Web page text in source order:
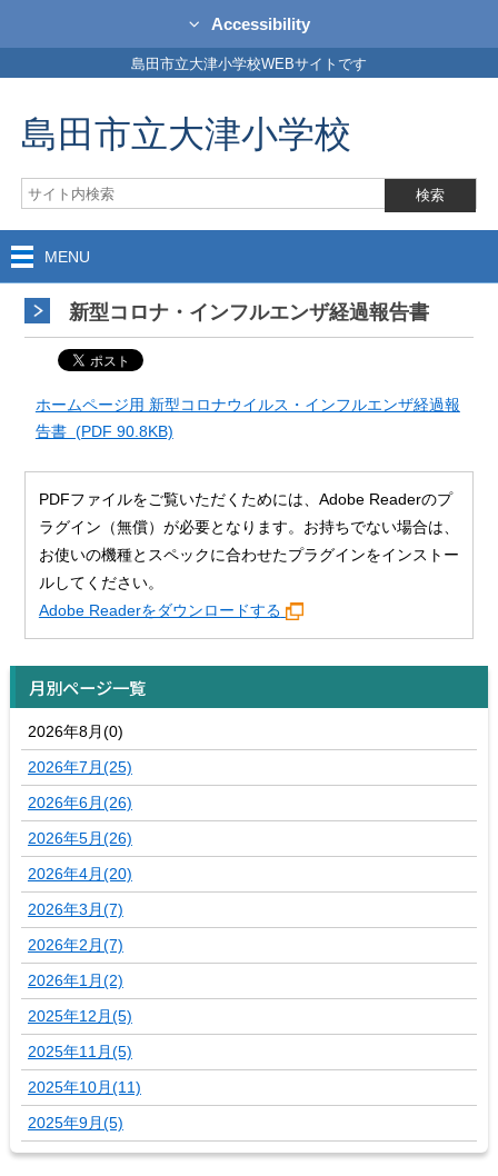
Accessibility
島田市立大津小学校WEBサイトです
島田市立大津小学校
MENU
新型コロナ・インフルエンザ経過報告書
ホームページ用 新型コロナウイルス・インフルエンザ経過報
告書 (PDF 90.8KB)
PDFファイルをご覧いただくためには、Adobe Readerのプ
ラグイン（無償）が必要となります。お持ちでない場合は、
お使いの機種とスペックに合わせたプラグインをインストー
ルしてください。
Adobe Readerをダウンロードする
月別ページ一覧
2026年8月(0)
2026年7月(25)
2026年6月(26)
2026年5月(26)
2026年4月(20)
2026年3月(7)
2026年2月(7)
2026年1月(2)
2025年12月(5)
2025年11月(5)
2025年10月(11)
2025年9月(5)